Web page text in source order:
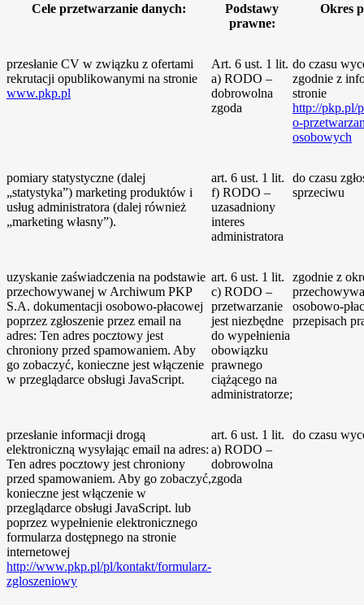
Cele przetwarzanie danych:
Podstawy
prawne:
Okres
przesłanie CV w związku z ofertami
rekrutacji opublikowanymi na stronie
www.pkp.pl
Art. 6 ust. 1 lit.
a) RODO –
dobrowolna
zgoda
do czasu
zgodnie z
stronie
http://pkp.pl/
o-
osobowych
pomiary statystyczne (dalej
„statystyka”) marketing produktów i
usług administratora (dalej również
„marketing własny”).
art. 6 ust. 1 lit.
f) RODO –
uzasadniony
interes
administratora
do czasu
sprzeciwu
uzyskanie zaświadczenia na podstawie
przechowywanej w Archiwum PKP
S.A. dokumentacji osobowo-płacowej
poprzez zgłoszenie przez email na
adres: Ten adres pocztowy jest
chroniony przed spamowaniem. Aby
go zobaczyć, konieczne jest włączenie
w przeglądarce obsługi JavaScript.
art. 6 ust. 1 lit.
c) RODO –
przetwarzanie
jest niezbędne
do wypełnienia
obowiązku
prawnego
ciążącego na
administratorze;
zgodnie z
osobowo-
przepisach
przesłanie informacji drogą
elektroniczną wysyłając email na adres:
Ten adres pocztowy jest chroniony
przed spamowaniem. Aby go zobaczyć,
konieczne jest włączenie w
przeglądarce obsługi JavaScript. lub
poprzez wypełnienie elektronicznego
formularza dostępnego na stronie
internetowej
http://www.pkp.pl/pl/kontakt/formularz-
zgloszeniowy
art. 6 ust. 1 lit.
a) RODO –
dobrowolna
zgoda
do czasu